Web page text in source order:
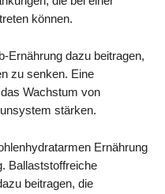
können.
Ernährung dazu beitragen,
zu senken. Eine
Wachstum von
stärken.
Ernährung
Ballaststoffreiche
beitragen, die